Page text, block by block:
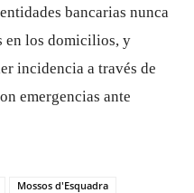
bancarias nunca
en los domicilios, y
incidencia a través de
emergencias ante
Mossos d'Esquadra